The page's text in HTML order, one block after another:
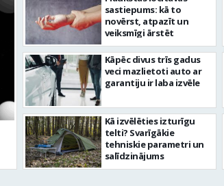
sastiepums: kā to
novērst, atpazīt un
veiksmīgi ārstēt
Kāpēc divus trīs gadus
veci mazlietoti auto ar
garantiju ir laba izvēle
Kā izvēlēties izturīgu
telti? Svarīgākie
tehniskie parametri un
salīdzinājums